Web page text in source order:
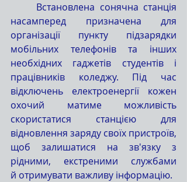
насамперед призначена для
організації пункту підзарядки
мобільних телефонів та інших
необхідних гаджетів студентів і
працівників коледжу. Під час
відключень електроенергії кожен
охочий матиме можливість
скористатися станцією для
відновлення заряду своїх пристроїв,
щоб залишатися на зв'язку з
рідними, екстреними службами
й отримувати важливу інформацію.